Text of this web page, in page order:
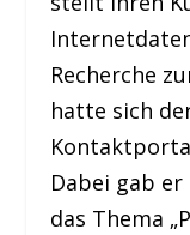
Recherche
hatte sich
Dabei gab
das Thema